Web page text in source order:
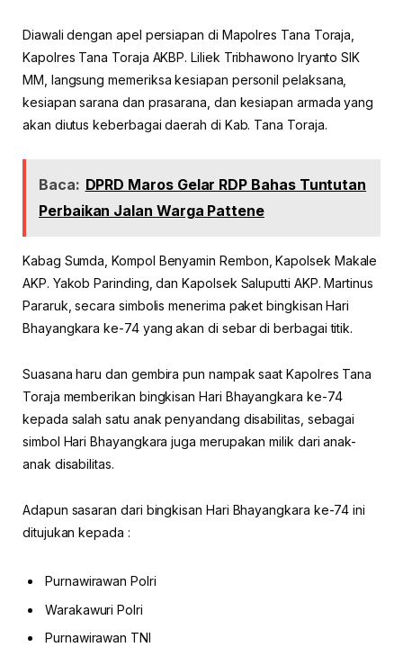
Diawali dengan apel persiapan di Mapolres Tana Toraja,
Kapolres Tana Toraja AKBP. Liliek Tribhawono Iryanto SIK
MM, langsung memeriksa kesiapan personil pelaksana,
kesiapan sarana dan prasarana, dan kesiapan armada yang
akan diutus keberbagai daerah di Kab. Tana Toraja.
Baca: DPRD Maros Gelar RDP Bahas Tuntutan
Perbaikan Jalan Warga Pattene
Kabag Sumda, Kompol Benyamin Rembon, Kapolsek Makale
AKP. Yakob Parinding, dan Kapolsek Saluputti AKP. Martinus
Pararuk, secara simbolis menerima paket bingkisan Hari
Bhayangkara ke-74 yang akan di sebar di berbagai titik.
Suasana haru dan gembira pun nampak saat Kapolres Tana
Toraja memberikan bingkisan Hari Bhayangkara ke-74
kepada salah satu anak penyandang disabilitas, sebagai
simbol Hari Bhayangkara juga merupakan milik dari anak-
anak disabilitas.
Adapun sasaran dari bingkisan Hari Bhayangkara ke-74 ini
ditujukan kepada :
Purnawirawan Polri
Warakawuri Polri
Purnawirawan TNI